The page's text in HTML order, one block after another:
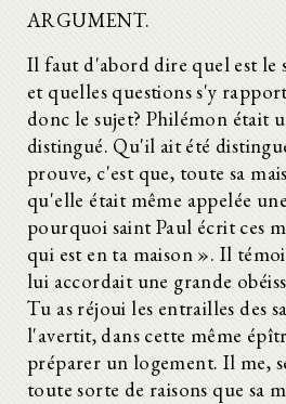
ARGUMENT.
Il faut d'abord dire quel est le
et quelles questions s'y
donc le sujet? Philémon était
distingué. Qu'il ait été
prouve, c'est que, toute sa
qu'elle était même appelée
pourquoi saint Paul écrit ces
qui est en ta maison ». Il
lui accordait une grande
Tu as réjoui les entrailles des
l'avertit, dans cette même
préparer un logement. Il me,
toute sorte de raisons que sa